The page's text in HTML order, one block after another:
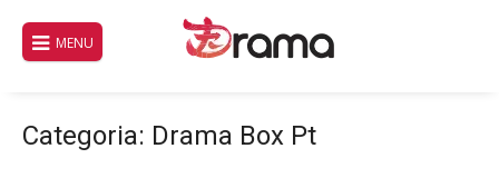
para
MENU
Categoria: Drama Box Pt